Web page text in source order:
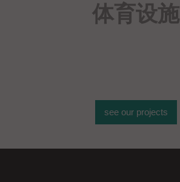
体育设施
see our projects